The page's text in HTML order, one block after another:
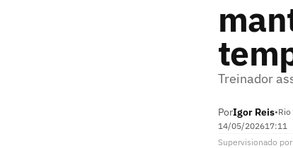
Treinador
PorIgor Reis•
14/05/202617:11
Supervisionado por